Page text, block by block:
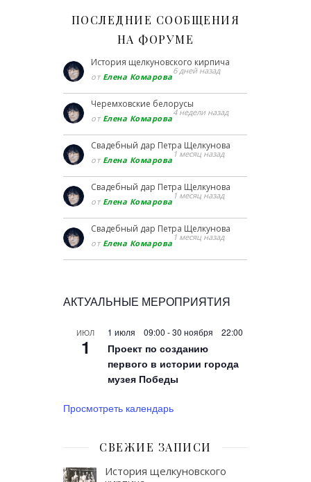
ПОСЛЕДНИЕ СООБЩЕНИЯ
НА ФОРУМЕ
История щелкуновского кирпича
от Елена Комарова
6 дней назад
Черемховские белорусы
от Елена Комарова
4 недели назад
Свадебный дар Петра Щелкунова
от Елена Комарова
1 месяц назад
Свадебный дар Петра Щелкунова
от Елена Комарова
1 месяц назад
Свадебный дар Петра Щелкунова
от Елена Комарова
1 месяц назад
АКТУАЛЬНЫЕ МЕРОПРИЯТИЯ
ИЮЛ
1
1 июля 09:00 -30 ноября 22:00
Проект по созданию
первого в истории города
музея Победы
Просмотреть календарь
СВЕЖИЕ ЗАПИСИ
История щелкуновского